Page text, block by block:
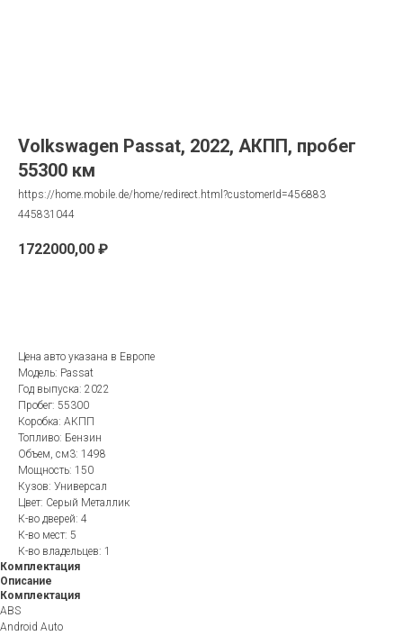
Volkswagen Passat, 2022, АКПП, пробег
55300 км
https://home.mobile.de/home/redirect.html?customerId=456883
445831044
1722000,00 ₽
Цена авто указана в Европе
Модель: Passat
Год выпуска: 2022
Пробег: 55300
Коробка: АКПП
Топливо: Бензин
Объем, см3: 1498
Мощность: 150
Кузов: Универсал
Цвет: Серый Металлик
К-во дверей: 4
К-во мест: 5
К-во владельцев: 1
Комплектация
Описание
Комплектация
ABS
Android Auto